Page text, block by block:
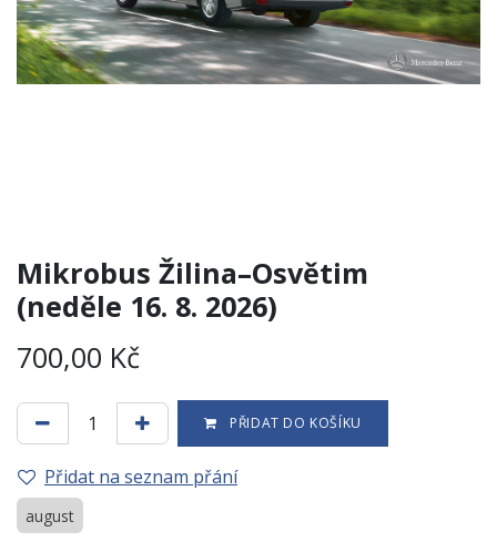
Mikrobus Žilina–Osvětim
(neděle 16. 8. 2026)
700,00 Kč
PŘIDAT DO KOŠÍKU
Přidat na seznam přání
august